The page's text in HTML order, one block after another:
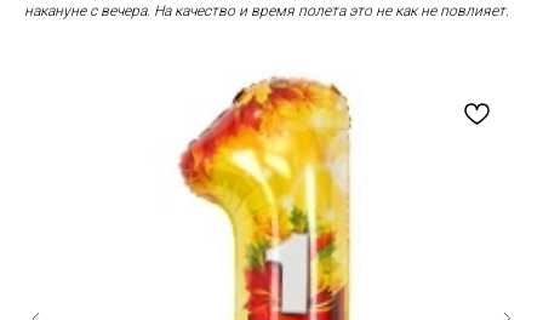
накануне с вечера. На качество и время полета это не как не повлияет.